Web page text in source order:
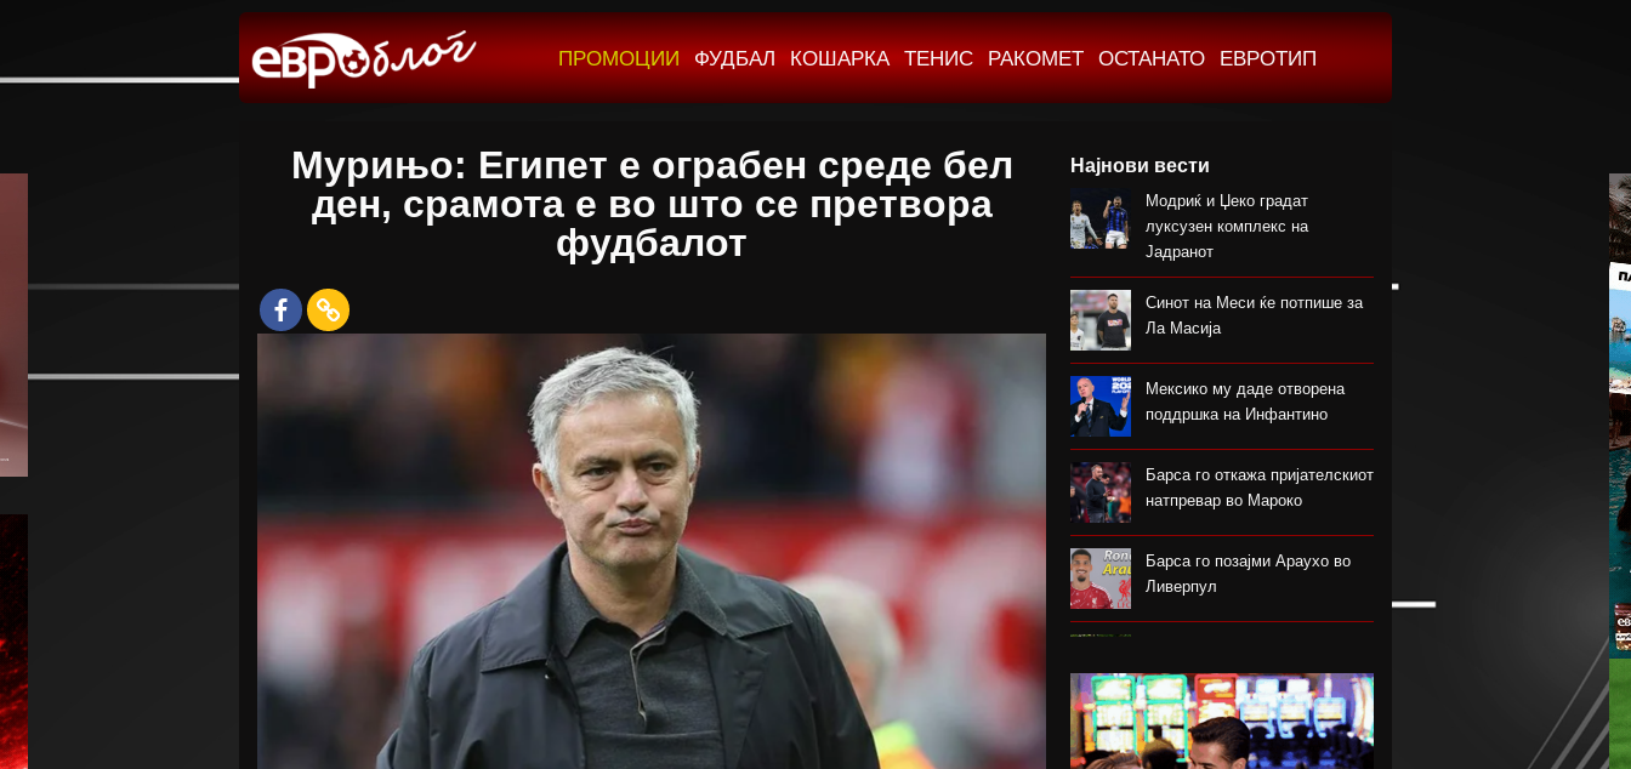
ПРОМОЦИИ ФУДБАЛ КОШАРКА ТЕНИС РАКОМЕТ ОСТАНАТО ЕВРОТИП
Мурињо: Египет е ограбен среде бел
ден, срамота е во што се претвора
фудбалот
Најнови вести
Модриќ и Џеко градат
луксузен комплекс на
Јадранот
Синот на Меси ќе потпише за
Ла Масија
Мексико му даде отворена
поддршка на Инфантино
Барса го откажа пријателскиот
натпревар во Мароко
Барса го позајми Араухо во
Ливерпул
век се врати во Монтреал
ФК Пелистер со заштитен
бренд по 81 година постоење !